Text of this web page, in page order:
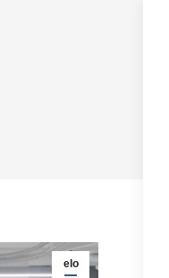
elo